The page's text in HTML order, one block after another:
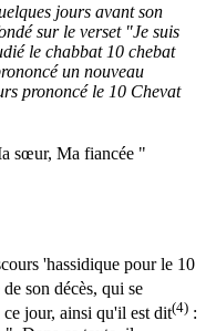
jours avant son
sur le verset "Je suis
le chabbat 10 chebat
un nouveau
prononcé le 10 Chevat
sœur, Ma fiancée "
'hassidique pour le 10
de son décès, qui se
ce jour, ainsi qu'il est dit(4) :